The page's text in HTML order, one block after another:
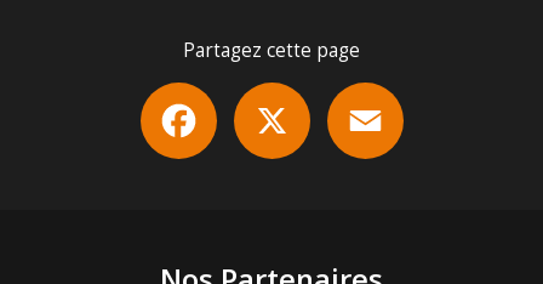
Partagez cette page
Facebook